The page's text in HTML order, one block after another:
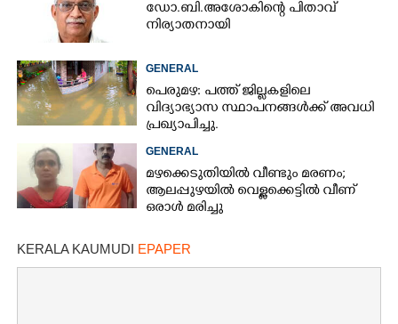
ഡോ.ബി.അശോകിന്റെ പിതാവ്
നിര്യാതനായി
GENERAL
പെരുമഴ: പത്ത് ജില്ലകളിലെ
വിദ്യാഭ്യാസ സ്ഥാപനങ്ങൾക്ക് അവധി
പ്രഖ്യാപിച്ചു.
GENERAL
മഴക്കെടുതിയിൽ വീണ്ടും മരണം;
ആലപ്പുഴയിൽ വെള്ളക്കെട്ടിൽ വീണ്
ഒരാൾ മരിച്ചു
KERALA KAUMUDI EPAPER